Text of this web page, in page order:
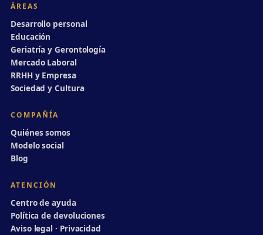
ÁREAS
Desarrollo personal
Educación
Geriatría y Gerontología
Mercado Laboral
RRHH y Empresa
Sociedad y Cultura
COMPAÑÍA
Quiénes somos
Modelo social
Blog
ATENCIÓN
Centro de ayuda
Política de devoluciones
Aviso legal · Privacidad